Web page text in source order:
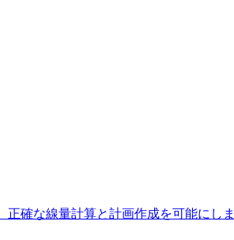
確な線量計算と計画作成を可能にしま